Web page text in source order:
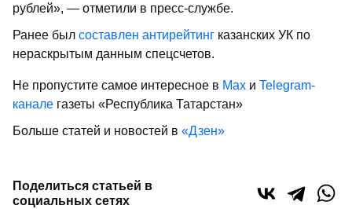
рублей», — отметили в пресс-службе.
Ранее был составлен антирейтинг казанских УК по
нераскрытым данным спецсчетов.
Не пропустите самое интересное в Max и Telegram-
канале газеты «Республика Татарстан»
Больше статей и новостей в «Дзен»
Поделиться статьей в
социальных сетях